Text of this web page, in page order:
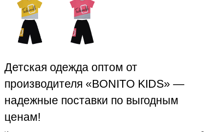
Детская одежда оптом от
производителя «BONITO KIDS» —
надежные поставки по выгодным
ценам!